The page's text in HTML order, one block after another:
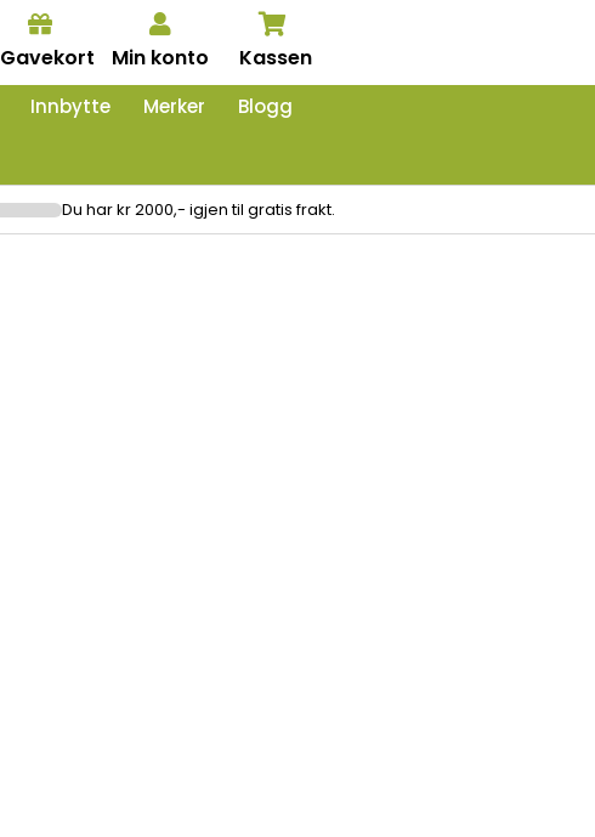
Gavekort Min konto Kassen
Innbytte Merker Blogg
Du har kr 2000,- igjen til gratis frakt.